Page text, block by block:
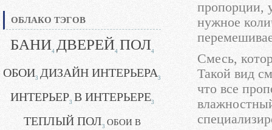
ОБЛАКО ТЭГОВ
БАНИ4 ДВЕРЕЙ4 ПОЛ4
ОБОИ3 ДИЗАЙН ИНТЕРЬЕРА3
ИНТЕРЬЕР3 В ИНТЕРЬЕРЕ3
ТЕПЛЫЙ ПОЛ3 ОБОИ В
пропорции,
нужное
Смесь,
Такой вид
что все